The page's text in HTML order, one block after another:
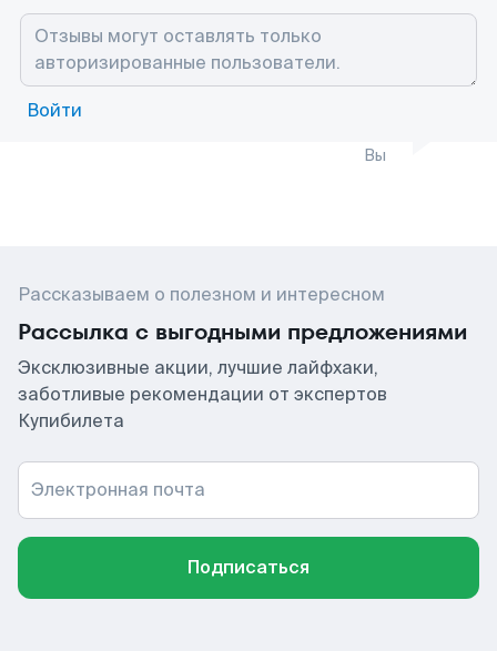
Войти
Вы
Рассказываем о полезном и интересном
Рассылка с выгодными предложениями
Эксклюзивные акции, лучшие лайфхаки,
заботливые рекомендации от экспертов
Купибилета
Электронная почта
Подписаться